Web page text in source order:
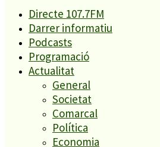
Directe 107.7FM
Darrer informatiu
Podcasts
Programació
Actualitat
General
Societat
Comarcal
Política
Economia
resoldre aquestes
la regulació de les zones
vehicles amb el distintiu de
Aquells que estacionin
sancions de 100€ i no de 250€
cartells. Una multa que es pot
meitat si es paga de forma ràpida.
El que sí que funciona ja són